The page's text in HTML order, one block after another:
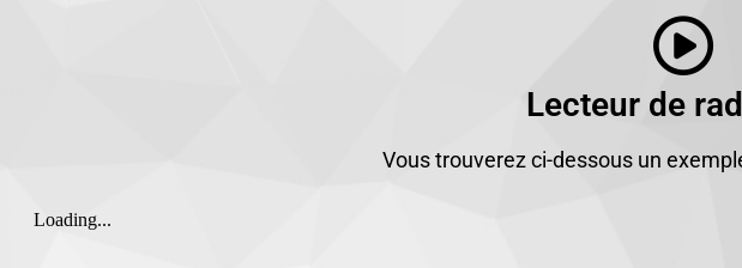
Lecteur de
Vous trouverez ci-dessous un